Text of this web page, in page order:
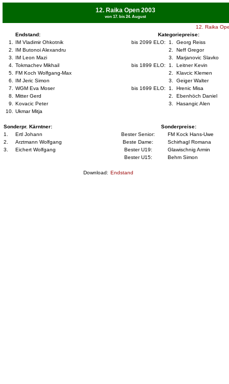
12. Raika Open 2003
von 17. bis 24. August
12. Raika
Endstand:
Kategoriepreise:
1.
IM Vladimir Ohkotnik bis 2099 ELO: 1.
Georg Reiss
2.
IM Butonoi Alexandru 2.
Neff Gregor
3.
IM Leon Mazi 3.
Marjanovic Slavko
4.
Tokmachev Mikhail bis 1899 ELO: 1.
Leitner Kevin
5.
FM Koch Wolfgang-Max 2.
Klavcic Klemen
6.
IM Jeric Simon 3.
Geiger Walter
7.
WGM Eva Moser bis 1699 ELO: 1.
Hrenic Misa
8.
Mitter Gerd 2.
Ebenhöch Daniel
9.
Kovacic Peter 3.
Hasangic Alen
10.
Ukmar Mitja
Sonderpr. Kärntner:
Sonderpreise:
1.
Ertl Johann Bester Senior:
FM Kock Hans-Uwe
2.
Arztmann Wolfgang Beste Dame:
Schirhagl Romana
3.
Eichert Wolfgang Bester U19:
Glawischnig Armin
Bester U15:
Behm Simon
Download: Endstand